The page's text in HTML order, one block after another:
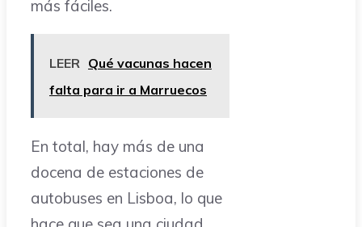
más fáciles.
LEER Qué vacunas hacen
falta para ir a Marruecos
En total, hay más de una
docena de estaciones de
autobuses en Lisboa, lo que